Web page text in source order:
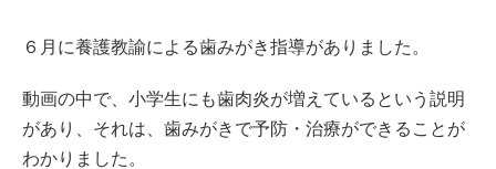
６月に養護教諭による歯みがき指導がありました。
動画の中で、小学生にも歯肉炎が増えているという説明
があり、それは、歯みがきで予防・治療ができることが
わかりました。